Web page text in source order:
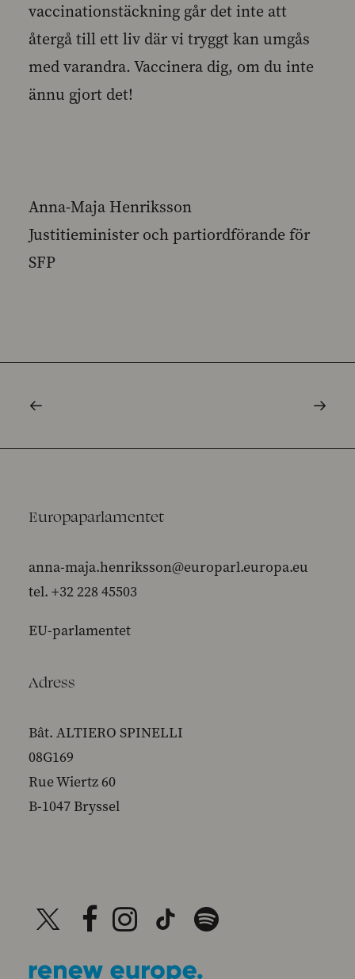
vaccinationstäckning går det inte att
återgå till ett liv där vi tryggt kan umgås
med varandra. Vaccinera dig, om du inte
ännu gjort det!
Anna-Maja Henriksson
Justitieminister och partiordförande för
SFP
Europaparlamentet
anna-maja.henriksson@europarl.europa.eu
tel. +32 228 45503
EU-parlamentet
Adress
Bât. ALTIERO SPINELLI
08G169
Rue Wiertz 60
B-1047 Bryssel